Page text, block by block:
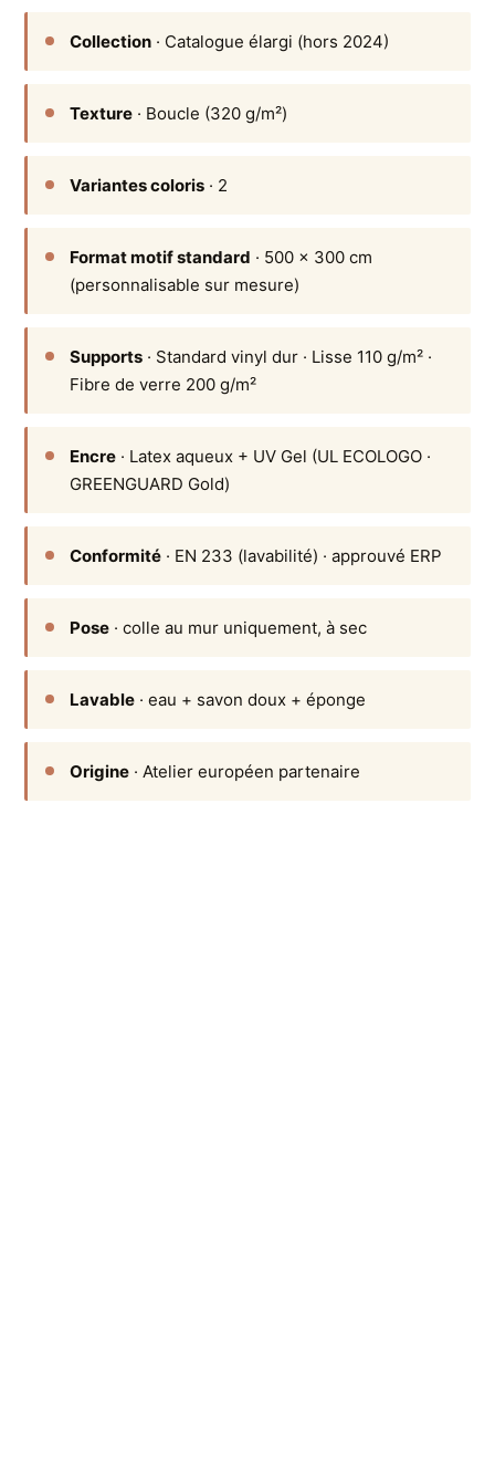
Collection · Catalogue élargi (hors 2024)
Texture · Boucle (320 g/m²)
Variantes coloris · 2
Format motif standard · 500 × 300 cm
(personnalisable sur mesure)
Supports · Standard vinyl dur · Lisse 110 g/m² ·
Fibre de verre 200 g/m²
Encre · Latex aqueux + UV Gel (UL ECOLOGO ·
GREENGUARD Gold)
Conformité · EN 233 (lavabilité) · approuvé ERP
Pose · colle au mur uniquement, à sec
Lavable · eau + savon doux + éponge
Origine · Atelier européen partenaire